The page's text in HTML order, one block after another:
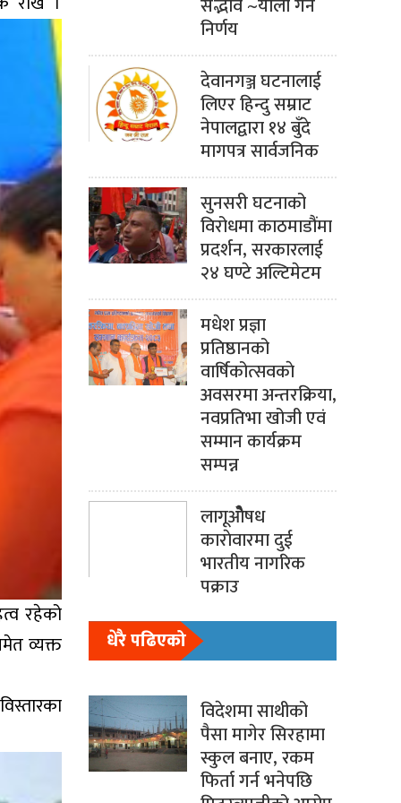
रहेको
व्यक्त
सद्भाव ~याली गर्ने
निर्णय
देवानगञ्ज घटनालाई
लिएर हिन्दु सम्राट
नेपालद्वारा १४ बुँदे
मागपत्र सार्वजनिक
सुनसरी घटनाको
विरोधमा काठमाडौंमा
प्रदर्शन, सरकारलाई
२४ घण्टे अल्टिमेटम
मधेश प्रज्ञा
प्रतिष्ठानको
वार्षिकोत्सवकाे
अवसरमा अन्तरक्रिया,
नवप्रतिभा खोजी एवं
सम्मान कार्यक्रम
सम्पन्न
लागूओेेैषध
काराेवारमा दुई
भारतीय नागरिक
पक्राउ
धेरै पढिएको
विदेशमा साथीको
पैसा मागेर सिरहामा
स्कुल बनाए, रकम
फिर्ता गर्न भनेपछि